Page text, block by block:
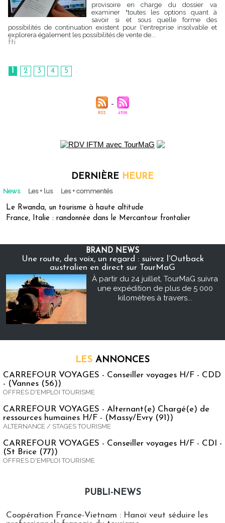
provisoire en charge du dossier va
examiner "toutes les options quant à
savoir si et sous quelle forme des
possibilités de continuation existent pour l'entreprise insolvable et
explorera également les possibilités de vente de...
fti
1 2 3 4 5
DERNIÈRE HEURE
News Les + lus Les + commentés
Le Rwanda, un tourisme à haute altitude
France, Italie : randonnée dans le Mercantour frontalier
BRAND NEWS
Une route, des voix, un regard : suivez l’Outback
australien en direct sur TourMaG
À partir du 24 juillet, TourMaG suivra
une expédition de plus de 5 000
kilomètres à travers...
LES ANNONCES
CARREFOUR VOYAGES - Conseiller voyages H/F - CDD
- (Vannes (56))
OFFRES D'EMPLOI TOURISME
CARREFOUR VOYAGES - Alternant(e) Chargé(e) de
ressources humaines H/F - (Massy/Evry (91))
ALTERNANCE / STAGES TOURISME
CARREFOUR VOYAGES - Conseiller voyages H/F - CDI -
(St Brice (77))
OFFRES D'EMPLOI TOURISME
PUBLI-NEWS
Coopération France-Vietnam : Hanoï veut séduire les